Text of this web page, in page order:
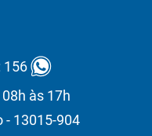
156
às 17h
- 13015-904